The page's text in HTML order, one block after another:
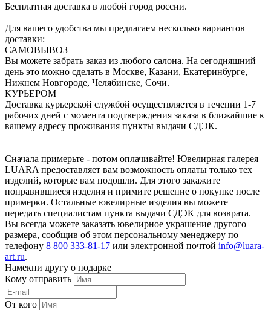
Бесплатная доставка в любой город россии.
Для вашего удобства мы предлагаем несколько вариантов
доставки:
САМОВЫВОЗ
Вы можете забрать заказ из любого салона. На сегодняшний
день это можно сделать в Москве, Казани, Екатеринбурге,
Нижнем Новгороде, Челябинске, Сочи.
КУРЬЕРОМ
Доставка курьерской службой осуществляется в течении 1-7
рабочих дней с момента подтверждения заказа в ближайшие к
вашему адресу проживания пункты выдачи СДЭК.
Сначала примерьте - потом оплачивайте! Ювелирная галерея
LUARA предоставляет вам возможность оплаты только тех
изделий, которые вам подошли. Для этого закажите
понравившиеся изделия и примите решение о покупке после
примерки. Остальные ювелирные изделия вы можете
передать специалистам пункта выдачи СДЭК для возврата.
Вы всегда можете заказать ювелирное украшение другого
размера, сообщив об этом персональному менеджеру по
телефону 8 800 333-81-17 или электронной почтой info@luara-
art.ru.
Намекни другу о подарке
Кому отправить
От кого